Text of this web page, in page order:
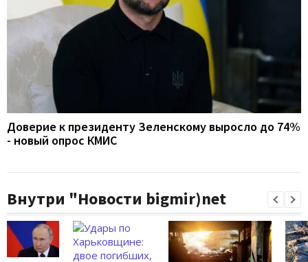
Доверие к президенту Зеленскому выросло до 74%
- новый опрос КМИС
Внутри "Новости bigmir)net